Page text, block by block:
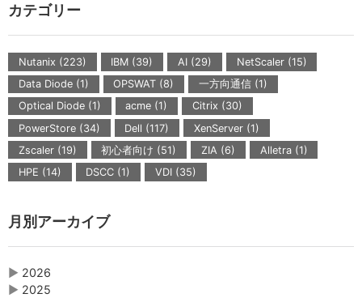
カテゴリー
Nutanix (223) IBM (39) AI (29)
NetScaler (15)
Data Diode (1)
OPSWAT (8)
一方向通信 (1)
Optical Diode (1)
acme (1)
Citrix (30)
PowerStore (34)
Dell (117)
XenServer (1)
Zscaler (19)
初心者向け (51) ZIA (6)
Alletra (1)
HPE (14)
DSCC (1) VDI (35)
月別アーカイブ
▶ 2026
▶ 2025